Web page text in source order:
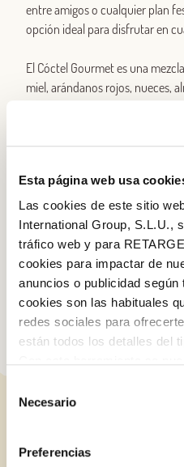
Esta página web usa
Las cookies de este sitio
International Group, S.L.U.,
tráfico web y para
cookies para impactar de
anuncios o publicidad
cookies son las habituales
redes sociales para
están todos los detalles del
la web aparece cómo evitar
Si se desea ver otra vez
privado y aparecerá de
no habiendo aceptado las
Necesario
Preferencias
entre amigos o cualquier plan
opción ideal para disfrutar en
El Cóctel Gourmet es una
miel, arándanos rojos, nueces,
prefieres algo más tradicional,
almendras, anacardos y
¡No dejes que falten en tus
momentos inolvidables!
compañía es cosa tuya. ¡Felices
Log in